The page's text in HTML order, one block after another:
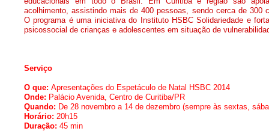
acolhimento, assistindo mais de 400 pessoas, sendo cerca de 300
O programa é uma iniciativa do Instituto HSBC Solidariedade e
psicossocial de crianças e adolescentes em situação de
Serviço
O que: Apresentações do Espetáculo de Natal HSBC 2014
Onde: Palácio Avenida, Centro de Curitiba/PR
Quando: De 28 novembro a 14 de dezembro (sempre às sextas,
Horário: 20h15
Duração: 45 min